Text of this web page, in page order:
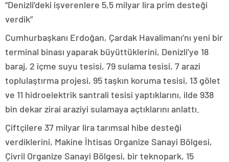
“Denizli’deki işverenlere 5,5 milyar lira prim desteği
verdik”
Cumhurbaşkanı Erdoğan, Çardak Havalimanı’nı yeni bir
terminal binası yaparak büyüttüklerini, Denizli’ye 18
baraj, 2 içme suyu tesisi, 79 sulama tesisi, 7 arazi
toplulaştırma projesi, 95 taşkın koruma tesisi, 13 gölet
ve 11 hidroelektrik santrali tesisi yaptıklarını, ilde 938
bin dekar zirai araziyi sulamaya açtıklarını anlattı.
Çiftçilere 37 milyar lira tarımsal hibe desteği
verdiklerini, Makine İhtisas Organize Sanayi Bölgesi,
Çivril Organize Sanayi Bölgesi, bir teknopark, 15